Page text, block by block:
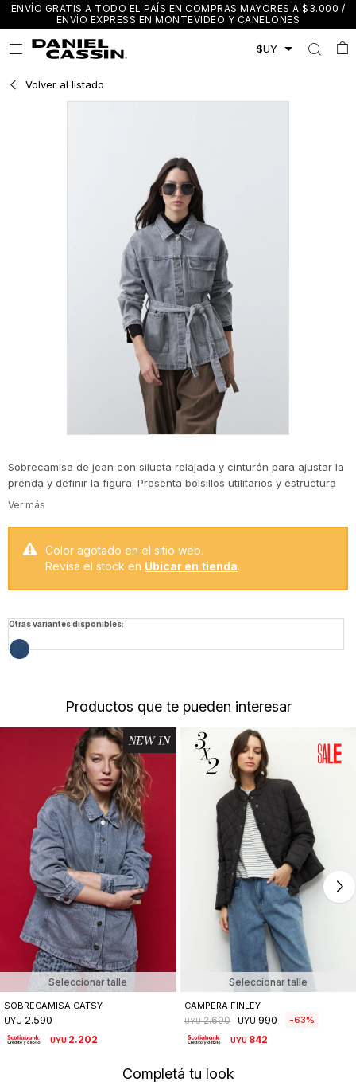
ENVÍO GRATIS A TODO EL PAÍS EN COMPRAS MAYORES A $3.000 /
ENVÍO EXPRESS EN MONTEVIDEO Y CANELONES

Volver al listado
Sobrecamisa de jean con silueta relajada y cinturón para ajustar la
prenda y definir la figura. Presenta bolsillos utilitarios y estructura
liviana que la vuelve ideal para usar como abrigo intermedio. Un
para superponer sobre tejidos o básicos, aportando un aire
canchero y versátil a cualquier look.
Color agotado en el sitio web.
Revisa el stock en Ubicar en tienda.
Otras variantes disponibles:
Productos que te pueden interesar
Seleccionar talle
SOBRECAMISA CATSY
UYU 2.590
UYU 2.202
Seleccionar talle
CAMPERA FINLEY
UYU 2.690 UYU 990 63
UYU 842
Completá tu look